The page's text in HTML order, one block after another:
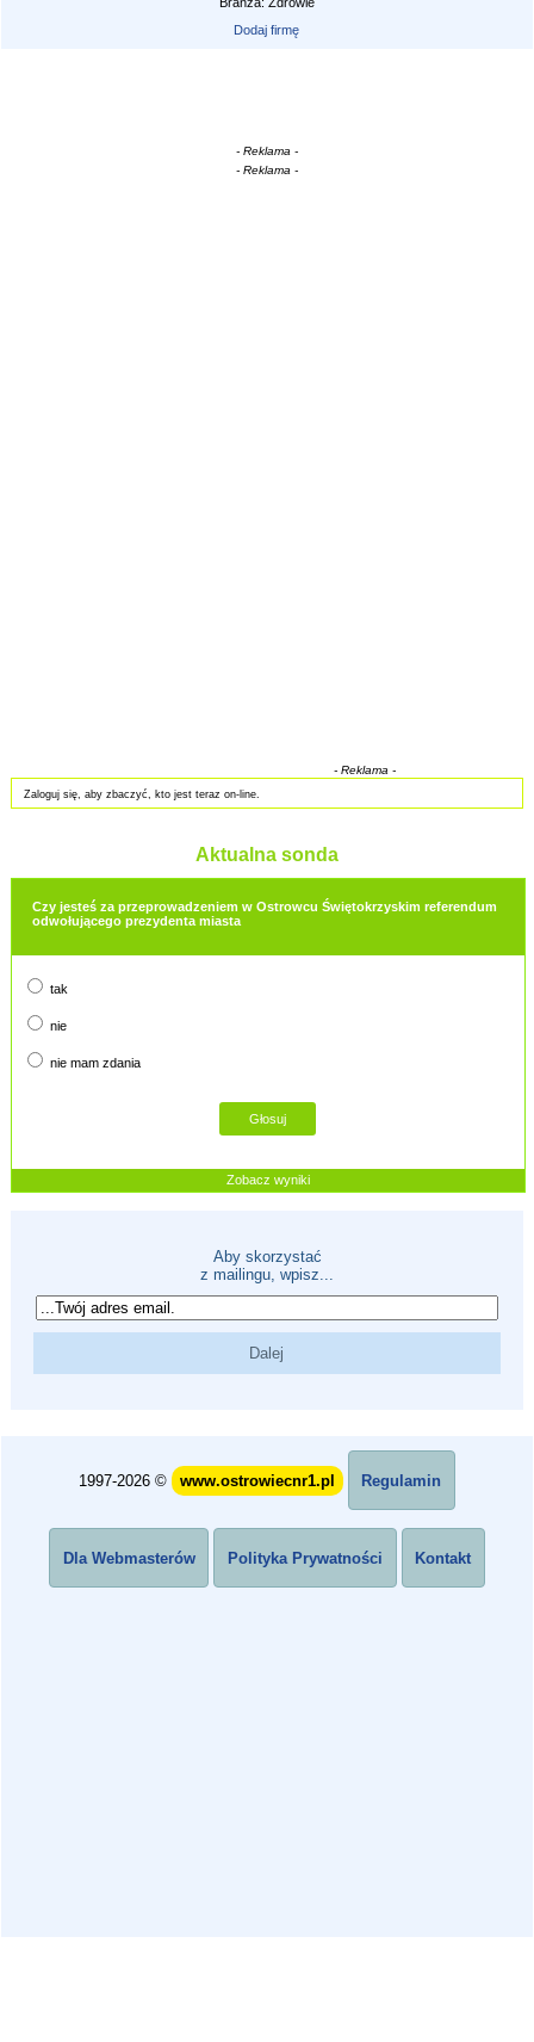
Dodaj firmę
- Reklama -
- Reklama -
- Reklama -
Zaloguj się, aby zbaczyć, kto jest teraz on-line.
Aktualna sonda
Czy jesteś za przeprowadzeniem w Ostrowcu Świętokrzyskim referendum
odwołującego prezydenta miasta
tak
nie
nie mam zdania
Zobacz wyniki
Aby skorzystać
z mailingu, wpisz...
1997-2026 © www.ostrowiecnr1.pl Regulamin
Dla Webmasterów Polityka Prywatności Kontakt